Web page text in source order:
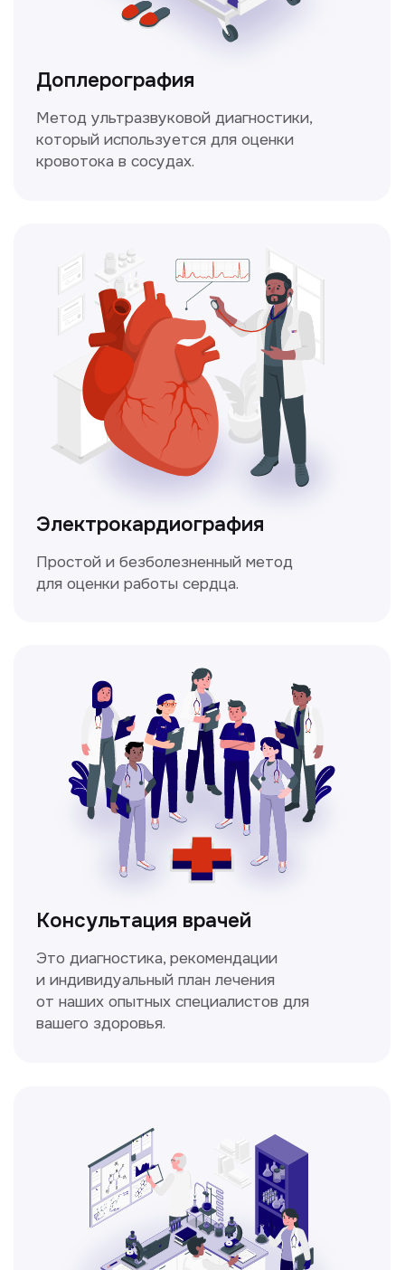
Консультация врачей
Это диагностика, рекомендации
и индивидуальный план лечения
от наших опытных специалистов для
вашего здоровья.
Высокоточный метод диагностики,
позволяющий получить детальные
изображения внутренних органов и тканей.
Электрокардиография
для оценки работы сердца.
это комплексное обследование,
которое помогает оценить общее
состояние здоровья.